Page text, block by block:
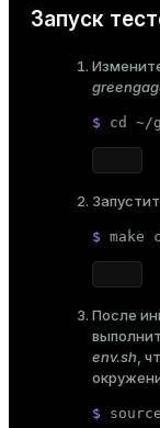
Запуск
$ cd ~/
$ make
После
env.sh ,
$ source